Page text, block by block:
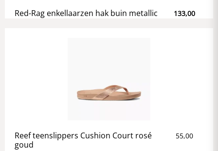
Red-Rag enkellaarzen hak buin metallic 133,00
Reef teenslippers Cushion Court rosé
goud
55,00